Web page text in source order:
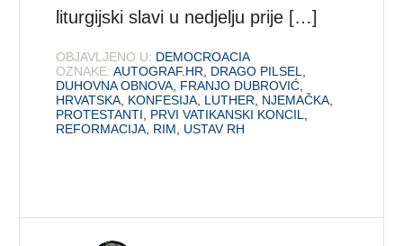
liturgijski slavi u nedjelju prije […]
OBJAVLJENO U: DEMOCROACIA
OZNAKE: AUTOGRAF.HR, DRAGO PILSEL,
DUHOVNA OBNOVA, FRANJO DUBROVIĆ,
HRVATSKA, KONFESIJA, LUTHER, NJEMAČKA,
PROTESTANTI, PRVI VATIKANSKI KONCIL,
REFORMACIJA, RIM, USTAV RH